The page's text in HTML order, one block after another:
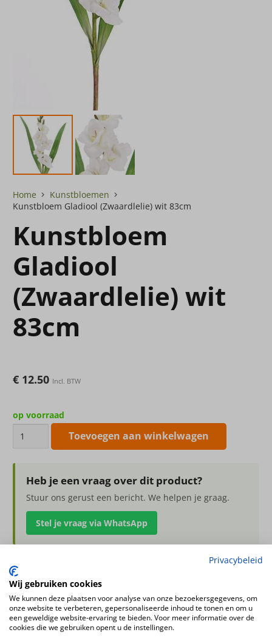
Home
Kunstbloemen
Kunstbloem Gladiool (Zwaardlelie) wit 83cm
Kunstbloem
Gladiool
(Zwaardlelie) wit
83cm
€ 12.50 Incl. BTW
op voorraad
Kunstbloem
(Zwaardlelie)
83cm
aantal
Toevoegen aan winkelwagen
Heb je een vraag over dit product?
Stuur ons gerust een bericht. We helpen je graag.
Stel je vraag via WhatsApp
kunstbloem Gladiool (Zwaardlelie) wit 83cm
5 bloemen, 8 knoppen, 2 bladeren
Kleur
Privacybeleid
Wij gebruiken cookies
We kunnen deze plaatsen voor analyse van onze bezoekersgegevens, om
onze website te verbeteren, gepersonaliseerde inhoud te tonen en om u
een geweldige website-ervaring te bieden. Voor meer informatie over de
cookies die we gebruiken opent u de instellingen.